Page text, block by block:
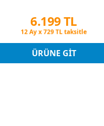
6.199 TL
Peşin Fiyatına 3 Taksit
Peşin Fiyatına 3 Taksit
ÜRÜNE GIT